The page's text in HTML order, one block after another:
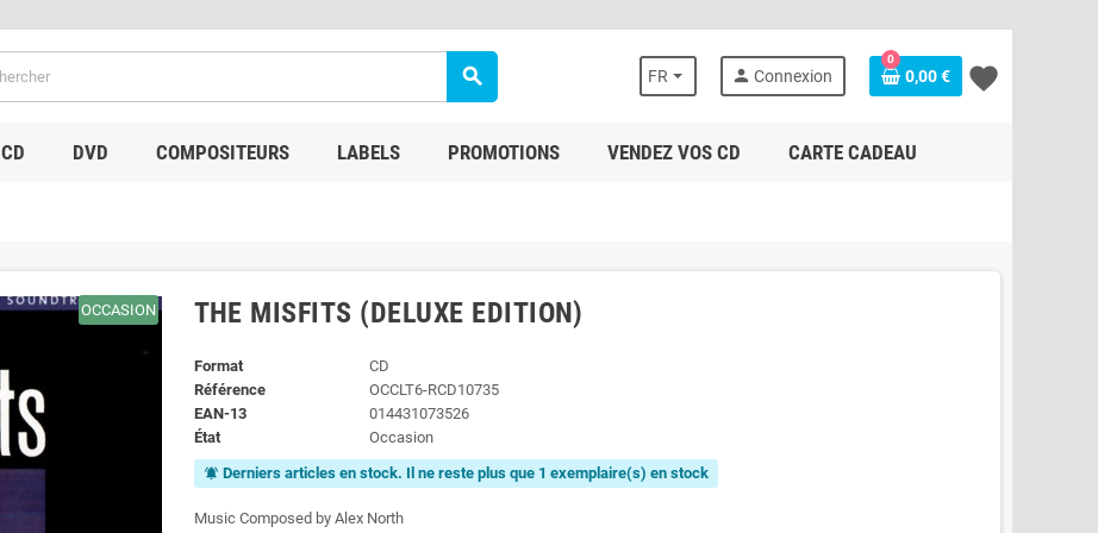
search FR person Connexion
0
0,00 € favorite
CD DVD COMPOSITEURS LABELS PROMOTIONS VENDEZ VOS CD CARTE CADEAU
OCCASION THE MISFITS (DELUXE EDITION)
Format
CD
Référence
OCCLT6-RCD10735
EAN-13
014431073526
État
Occasion
notifications_active Derniers articles en stock. Il ne reste plus que 1 exemplaire(s) en stock
Music Composed by Alex North